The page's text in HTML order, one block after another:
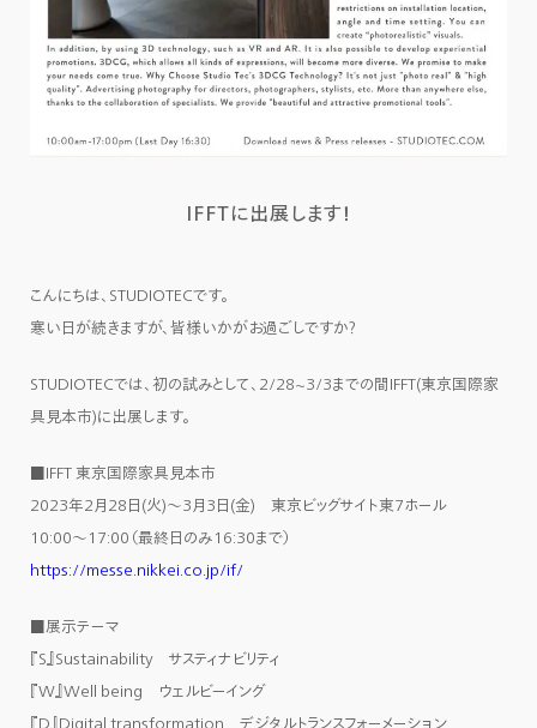
IFFTに出展します！
こんにちは、STUDIOTECです。
寒い日が続きますが、皆様いかがお過ごしですか？
STUDIOTECでは、初の試みとして、2/28~3/3までの間IFFT(東京国際家
具見本市)に出展します。
■IFFT 東京国際家具見本市
2023年2月28日(火)〜3月3日(金) 東京ビッグサイト東7ホール
10:00～17:00（最終日のみ16:30まで）
https://messe.nikkei.co.jp/if/
■展示テーマ
『S』Sustainability サスティナビリティ
『W』Well being ウェルビーイング
『D』Digital transformation デジタルトランスフォーメーション